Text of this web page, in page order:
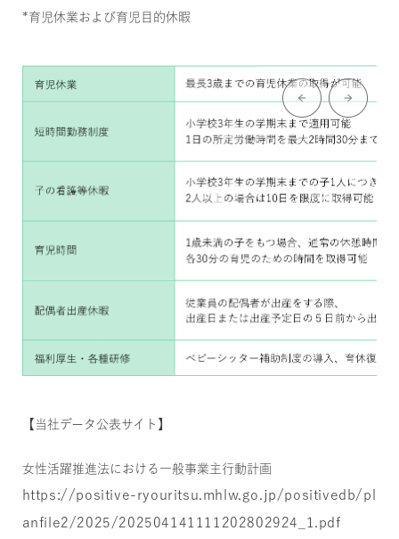
*育児休業および育児目的休暇
【当社データ公表サイト】
女性活躍推進法における一般事業主行動計画
https://positive-ryouritsu.mhlw.go.jp/positivedb/pl
anfile2/2025/202504141111202802924_1.pdf